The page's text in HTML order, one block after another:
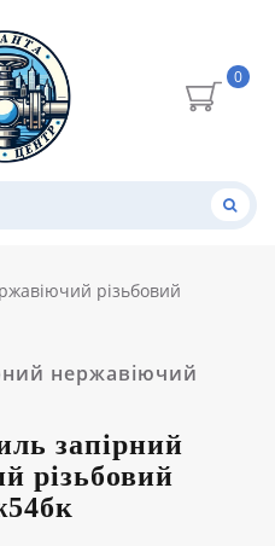
0
різьбовий
нержавіючий
запірний
різьбовий